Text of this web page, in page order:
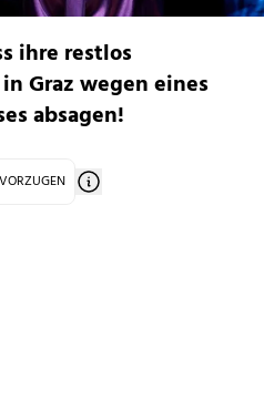
ihre restlos
Graz wegen eines
absagen!